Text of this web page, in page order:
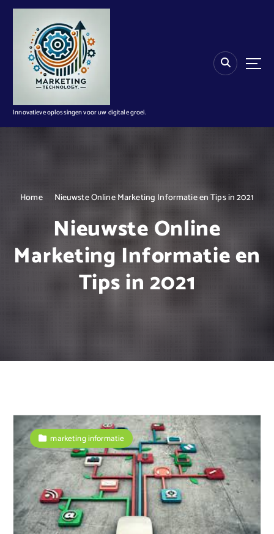
n
Innovatieve oplossingen voor uw digitale groei.
Home Nieuwste Online Marketing Informatie en Tips in 2021
Nieuwste Online
Marketing Informatie en
Tips in 2021
marketing informatie